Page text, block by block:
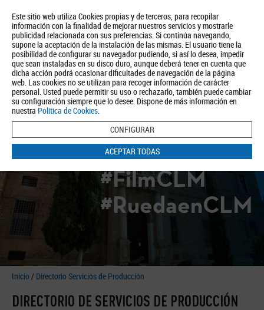
Este sitio web utiliza Cookies propias y de terceros, para recopilar
información con la finalidad de mejorar nuestros servicios y mostrarle
publicidad relacionada con sus preferencias. Si continúa navegando,
supone la aceptación de la instalación de las mismas. El usuario tiene la
posibilidad de configurar su navegador pudiendo, si así lo desea, impedir
que sean instaladas en su disco duro, aunque deberá tener en cuenta que
dicha acción podrá ocasionar dificultades de navegación de la página
web. Las cookies no se utilizan para recoger información de carácter
personal. Usted puede permitir su uso o rechazarlo, también puede cambiar
su configuración siempre que lo desee. Dispone de más información en
nuestra Política de Cookies.
CONFIGURAR
ACEPTAR TODAS
Quiénes somos Turismo Política de Privacidad Aviso Legal
Política de Cookies
BUSCAR
#FilmCLM
#RuedaenCLM
Inicio / Directorio Servicios de Producción
DIRECTORIO DE SERVICIOS DE PRODUCCIÓN